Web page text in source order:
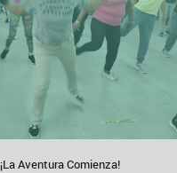
¡La Aventura Comienza!